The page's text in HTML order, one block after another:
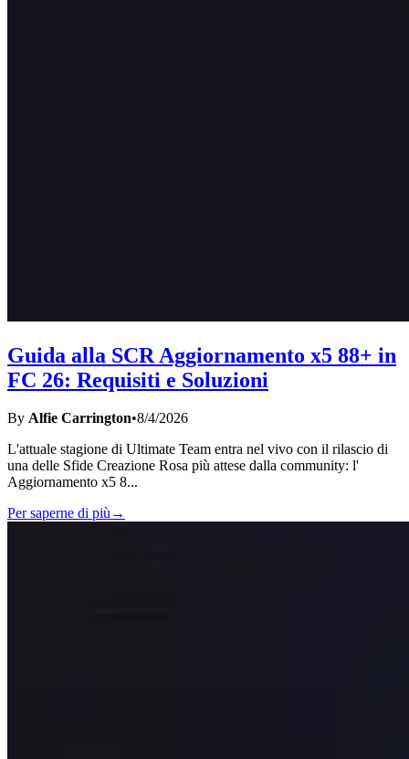
Guida alla SCR Aggiornamento x5 88+ in
FC 26: Requisiti e Soluzioni
By Alfie Carrington•8/4/2026
L'attuale stagione di Ultimate Team entra nel vivo con il rilascio di
una delle Sfide Creazione Rosa più attese dalla community: l'
Aggiornamento x5 8...
Per saperne di più→